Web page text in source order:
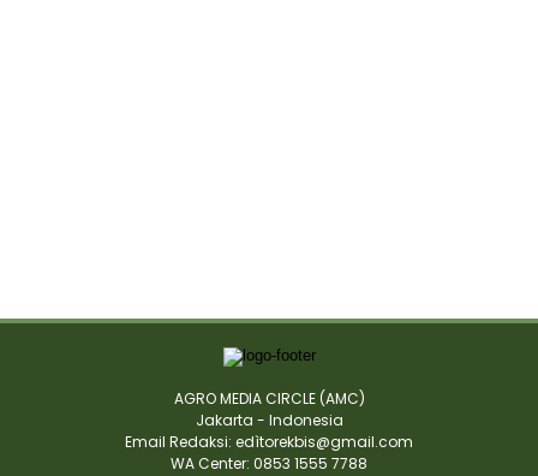
AGRO MEDIA CIRCLE (AMC)
Jakarta - Indonesia
Email Redaksi: edìtorekbis@gmail.com
WA Center: 0853 1555 7788